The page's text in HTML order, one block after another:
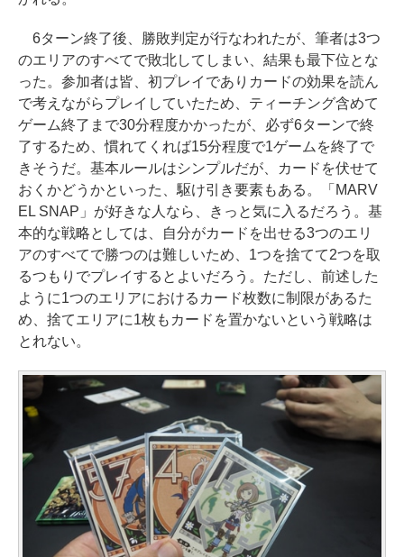
6ターン終了後、勝敗判定が行なわれたが、筆者は3つ
のエリアのすべてで敗北してしまい、結果も最下位とな
った。参加者は皆、初プレイでありカードの効果を読ん
で考えながらプレイしていたため、ティーチング含めて
ゲーム終了まで30分程度かかったが、必ず6ターンで終
了するため、慣れてくれば15分程度で1ゲームを終了で
きそうだ。基本ルールはシンプルだが、カードを伏せて
おくかどうかといった、駆け引き要素もある。「MARV
EL SNAP」が好きな人なら、きっと気に入るだろう。基
本的な戦略としては、自分がカードを出せる3つのエリ
アのすべてで勝つのは難しいため、1つを捨てて2つを取
るつもりでプレイするとよいだろう。ただし、前述した
ように1つのエリアにおけるカード枚数に制限があるた
め、捨てエリアに1枚もカードを置かないという戦略は
とれない。